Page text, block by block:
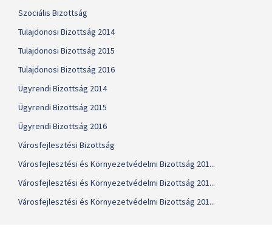
Szociális Bizottság
Tulajdonosi Bizottság 2014
Tulajdonosi Bizottság 2015
Tulajdonosi Bizottság 2016
Ügyrendi Bizottság 2014
Ügyrendi Bizottság 2015
Ügyrendi Bizottság 2016
Városfejlesztési Bizottság
Városfejlesztési és Környezetvédelmi Bizottság 201...
Városfejlesztési és Környezetvédelmi Bizottság 201...
Városfejlesztési és Környezetvédelmi Bizottság 201...